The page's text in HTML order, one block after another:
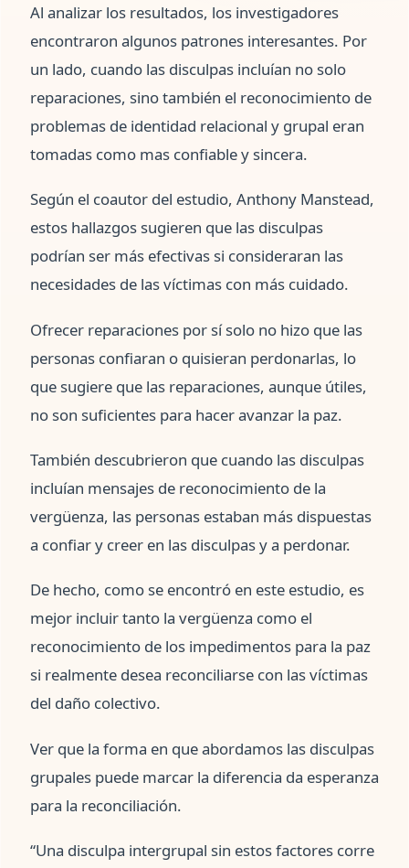
Al analizar los resultados, los investigadores
encontraron algunos patrones interesantes. Por
un lado, cuando las disculpas incluían no solo
reparaciones, sino también el reconocimiento de
problemas de identidad relacional y grupal eran
tomadas como mas confiable y sincera.
Según el coautor del estudio, Anthony Manstead,
estos hallazgos sugieren que las disculpas
podrían ser más efectivas si consideraran las
necesidades de las víctimas con más cuidado.
Ofrecer reparaciones por sí solo no hizo que las
personas confiaran o quisieran perdonarlas, lo
que sugiere que las reparaciones, aunque útiles,
no son suficientes para hacer avanzar la paz.
También descubrieron que cuando las disculpas
incluían mensajes de reconocimiento de la
vergüenza, las personas estaban más dispuestas
a confiar y creer en las disculpas y a perdonar.
De hecho, como se encontró en este estudio, es
mejor incluir tanto la vergüenza como el
reconocimiento de los impedimentos para la paz
si realmente desea reconciliarse con las víctimas
del daño colectivo.
Ver que la forma en que abordamos las disculpas
grupales puede marcar la diferencia da esperanza
para la reconciliación.
“Una disculpa intergrupal sin estos factores corre